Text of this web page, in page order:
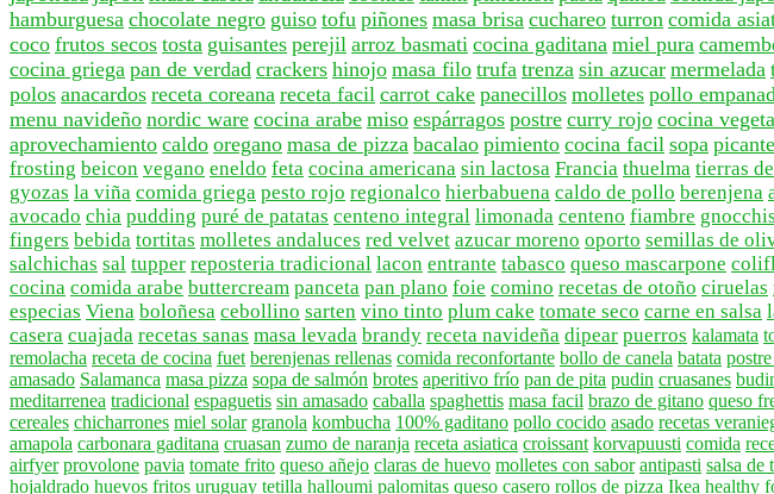
hamburguesa chocolate negro guiso tofu piñones masa brisa cuchareo turron comida
coco frutos secos tosta guisantes perejil arroz basmati cocina gaditana miel pura
cocina griega pan de verdad crackers hinojo masa filo trufa trenza sin azucar mermelada
polos anacardos receta coreana receta facil carrot cake panecillos molletes pollo
menu navideño nordic ware cocina arabe miso espárragos postre curry rojo cocina
aprovechamiento caldo oregano masa de pizza bacalao pimiento cocina facil sopa picante
frosting beicon vegano eneldo feta cocina americana sin lactosa Francia thuelma tierras
gyozas la viña comida griega pesto rojo regionalco hierbabuena caldo de pollo berenjena
avocado chia pudding puré de patatas centeno integral limonada centeno fiambre gnocchis
fingers bebida tortitas molletes andaluces red velvet azucar moreno oporto semillas de
salchichas sal tupper reposteria tradicional lacon entrante tabasco queso mascarpone
cocina comida arabe buttercream panceta pan plano foie comino recetas de otoño ciruelas
especias Viena boloñesa cebollino sarten vino tinto plum cake tomate seco carne en salsa
casera cuajada recetas sanas masa levada brandy receta navideña dipear puerros kalamata
remolacha receta de cocina fuet berenjenas rellenas comida reconfortante bollo de canela batata
amasado Salamanca masa pizza sopa de salmón brotes aperitivo frío pan de pita pudin cruasanes
meditarrenea tradicional espaguetis sin amasado caballa spaghettis masa facil brazo de gitano queso
cereales chicharrones miel solar granola kombucha 100% gaditano pollo cocido asado recetas
amapola carbonara gaditana cruasan zumo de naranja receta asiatica croissant korvapuusti comida
airfyer provolone pavia tomate frito queso añejo claras de huevo molletes con sabor antipasti salsa de
hojaldrado huevos fritos uruguay tetilla halloumi palomitas queso casero rollos de pizza Ikea healthy